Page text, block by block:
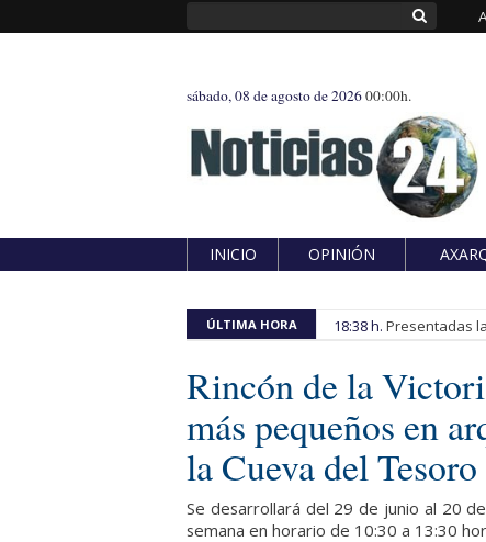
sábado, 08 de agosto de 202600:00h.
INICIO OPINIÓN
ÚLTIMA HORA 18:38 h. Presentadas
Rincón de la
más pequeños en
la Cueva del Tesoro
Se desarrollará del 29 de junio al 20
semana en horario de 10:30 a 13:30